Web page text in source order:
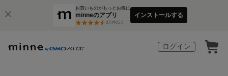
お買いものがもっとお得に
minneのアプリ
3万件以上
インストールする
ログイン